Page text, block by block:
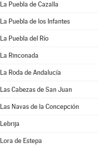
La Puebla de Cazalla
La Puebla de los Infantes
La Puebla del Río
La Rinconada
La Roda de Andalucía
Las Cabezas de San Juan
Las Navas de la Concepción
Lebrija
Lora de Estepa